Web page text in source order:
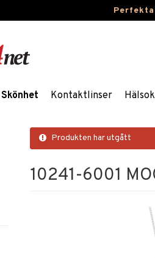
Skönhet Kontaktlinser
Produkten har utgått
10241-6001